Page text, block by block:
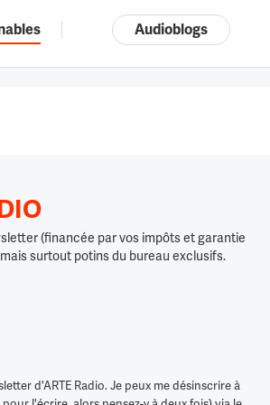
Tout
Audioblogs
(financée par vos impôts et garantie
surtout potins du bureau exclusifs.
d'ARTE Radio. Je peux me désinscrire à